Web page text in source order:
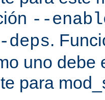
--
.
uno debe
para